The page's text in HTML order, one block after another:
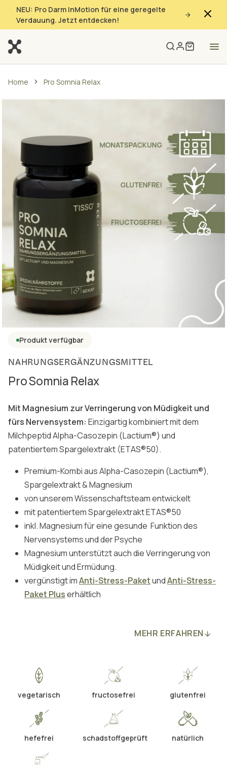
NEU: Pro Darm InMotion für eine geregelte
Verdauung. Jetzt entdecken!
Home Pro Somnia Relax
Produkt verfügbar
NAHRUNGSERGÄNZUNGSMITTEL
Pro Somnia Relax
Mit Magnesium zur Verringerung von Müdigkeit und
fürs Nervensystem: Einzigartig kombiniert mit dem
Milchpeptid Alpha-Casozepin (Lactium®) und
patentiertem Spargelextrakt (ETAS®50).
Premium-Kombi aus Alpha-Casozepin (Lactium®),
Spargelextrakt & Magnesium
von unserem Wissenschaftsteam entwickelt
mit patentiertem Spargelextrakt ETAS®50
inkl. Magnesium für eine gesunde Funktion des
Nervensystems und der Psyche
Magnesium unterstützt auch die Verringerung von
Müdigkeit und Ermüdung.
vergünstigt imAnti-Stress-PaketundAnti-Stress-
Paket Pluserhältlich
MEHR ERFAHREN
vegetarisch fructosefrei glutenfrei
hefefrei schadstoffgeprüft natürlich